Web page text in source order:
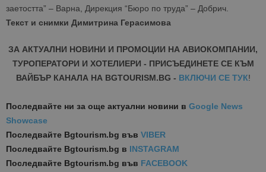
заетостта” – Варна, Дирекция “Бюро по труда” – Добрич.
Текст и снимки Димитрина Герасимова
ЗА АКТУАЛНИ НОВИНИ И ПРОМОЦИИ НА АВИОКОМПАНИИ,
ТУРОПЕРАТОРИ И ХОТЕЛИЕРИ - ПРИСЪЕДИНЕТЕ СЕ КЪМ
ВАЙБЪР КАНАЛА НА BGTOURISM.BG - ВКЛЮЧИ СЕ ТУК!
Последвайте ни за още актуални новини в Google News
Showcase
Последвайте Bgtourism.bg във VIBER
Последвайте Bgtourism.bg в INSTAGRAM
Последвайте Bgtourism.bg във FACEBOOK